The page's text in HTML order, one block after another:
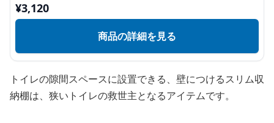
¥3,120
商品の詳細を見る
トイレの隙間スペースに設置できる、壁につけるスリム収
納棚は、狭いトイレの救世主となるアイテムです。